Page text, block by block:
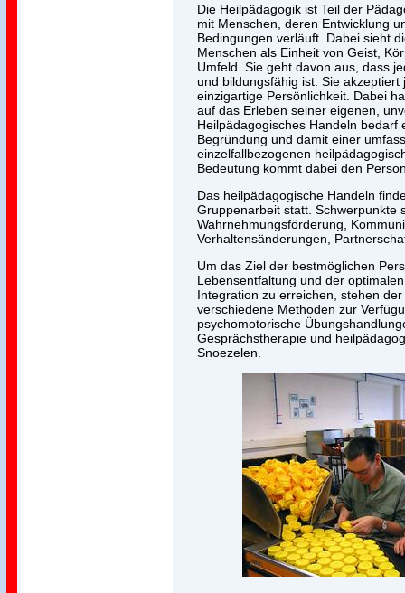
Die Heilpädagogik ist Teil der
mit Menschen, deren Entwicklung
Bedingungen verläuft. Dabei sieht
Menschen als Einheit von Geist,
Umfeld. Sie geht davon aus, dass
und bildungsfähig ist. Sie akzeptiert
einzigartige Persönlichkeit. Dabei
auf das Erleben seiner eigenen,
Heilpädagogisches Handeln bedarf
Begründung und damit einer
einzelfallbezogenen
Bedeutung kommt dabei den
Das heilpädagogische Handeln
Gruppenarbeit statt. Schwerpunkte
Wahrnehmungsförderung,
Verhaltensänderungen,
Um das Ziel der bestmöglichen
Lebensentfaltung und der
Integration zu erreichen, stehen
verschiedene Methoden zur
psychomotorische
Gesprächstherapie und
Snoezelen.